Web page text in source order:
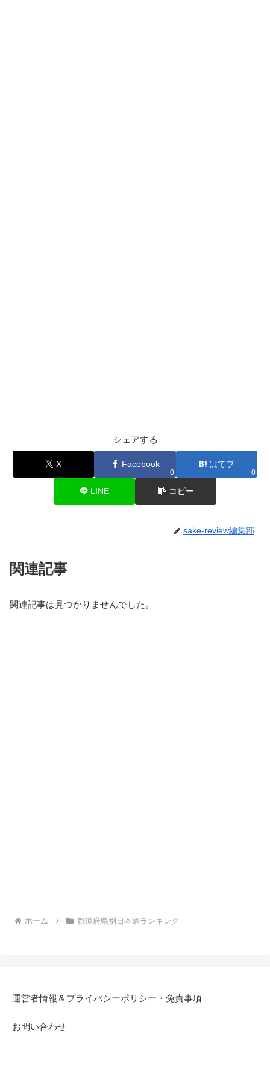
シェアする
X Facebook
0
はてブ
0
LINE コピー
sake-review編集部
関連記事
関連記事は見つかりませんでした。
ホーム 都道府県別日本酒ランキング
運営者情報＆プライバシーポリシー・免責事項
お問い合わせ